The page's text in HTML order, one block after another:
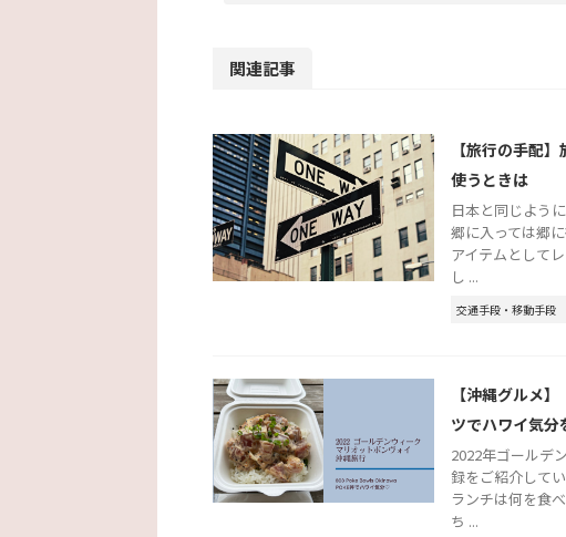
関連記事
【旅行の手配
使うときは
日本と同じよう
郷に入っては郷
アイテムとして
し ...
交通手段・移動手段
【沖縄グルメ
ツでハワイ気分
2022年ゴールデ
録をご紹介して
ランチは何を食
ち ...